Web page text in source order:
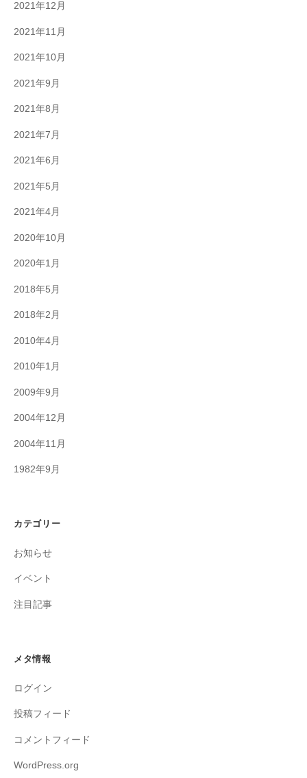
2021年12月
2021年11月
2021年10月
2021年9月
2021年8月
2021年7月
2021年6月
2021年5月
2021年4月
2020年10月
2020年1月
2018年5月
2018年2月
2010年4月
2010年1月
2009年9月
2004年12月
2004年11月
1982年9月
カテゴリー
お知らせ
イベント
注目記事
メタ情報
ログイン
投稿フィード
コメントフィード
WordPress.org